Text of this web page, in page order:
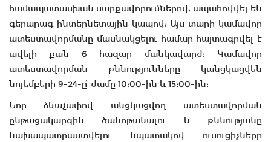
համապատասխան սարքավորումներով, ապահովվել են
գերարագ ինտերնետային կապով: Այս տարի կամավոր
ատեստավորմանը մասնակցելու համար հայտագրվել է
ավելի քան 6 հազար մանկավարժ: Կամավոր
ատեստավորման քննությունները կանցկացվեն
նոյեմբերի 9-24-ը՝ ժամը 10:00-ին և 15:00-ին:
Նոր ձևաչափով անցկացվող ատեստավորման
ընթացակարգին ծանոթանալու և քննությանը
նախապատրաստվելու նպատակով ուսուցիչները